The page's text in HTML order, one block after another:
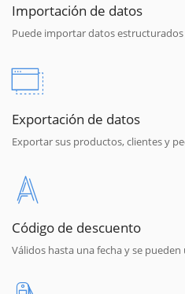
Importación de datos
Puede importar datos
Exportación de datos
Exportar sus productos, clientes y
Código de descuento
Válidos hasta una fecha y se